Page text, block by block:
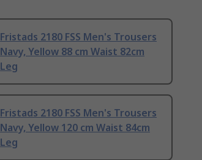
Fristads 2180 FSS Men's Trousers
Navy, Yellow 88 cm Waist 82cm
Leg
Fristads 2180 FSS Men's Trousers
Navy, Yellow 120 cm Waist 84cm
Leg